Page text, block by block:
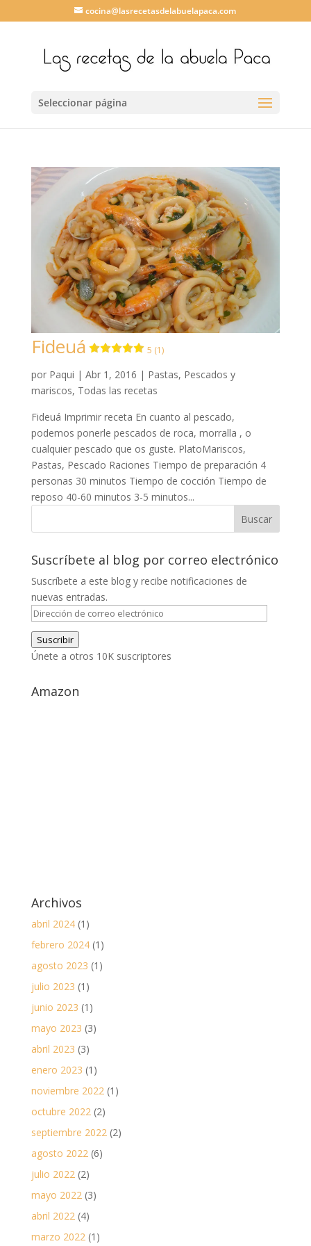
cocina@lasrecetasdelabuelapaca.com
Seleccionar página
Fideuá 5 (1)
por Paqui | Abr 1, 2016 | Pastas, Pescados y
mariscos, Todas las recetas
Fideuá Imprimir receta En cuanto al pescado,
podemos ponerle pescados de roca, morralla , o
cualquier pescado que os guste. PlatoMariscos,
Pastas, Pescado Raciones Tiempo de preparación 4
personas 30 minutos Tiempo de cocción Tiempo de
reposo 40-60 minutos 3-5 minutos...
Suscríbete al blog por correo electrónico
Suscríbete a este blog y recibe notificaciones de
nuevas entradas.
Dirección
de
correo
electrónico
Suscribir
Únete a otros 10K suscriptores
Amazon
Archivos
abril 2024(1)
febrero 2024(1)
agosto 2023 (1)
julio 2023 (1)
junio 2023 (1)
mayo 2023 (3)
abril 2023 (3)
enero 2023 (1)
noviembre 2022(1)
octubre 2022(2)
septiembre 2022(2)
agosto 2022(6)
julio 2022(2)
mayo 2022(3)
abril 2022(4)
marzo 2022(1)